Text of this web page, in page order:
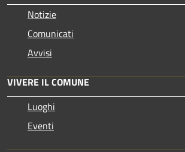
Notizie
Comunicati
Avvisi
VIVERE IL COMUNE
Luoghi
Eventi